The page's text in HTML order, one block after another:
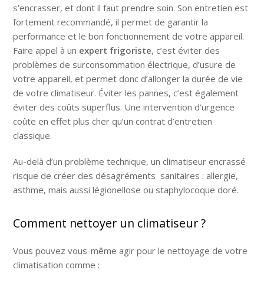
s’encrasser, et dont il faut prendre soin. Son entretien est
fortement recommandé, il permet de garantir la
performance et le bon fonctionnement de votre appareil.
Faire appel à un expert frigoriste, c’est éviter des
problèmes de surconsommation électrique, d’usure de
votre appareil, et permet donc d’allonger la durée de vie
de votre climatiseur. Éviter les pannes, c’est également
éviter des coûts superflus. Une intervention d’urgence
coûte en effet plus cher qu’un contrat d’entretien
classique.
Au-delà d’un problème technique, un climatiseur encrassé
risque de créer des désagréments sanitaires : allergie,
asthme, mais aussi légionellose ou staphylocoque doré.
Comment nettoyer un climatiseur ?
Vous pouvez vous-même agir pour lenettoyage de votre
climatisationcomme :